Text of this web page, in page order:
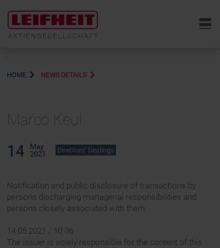
6
HOME NEWS DETAILS
Marco Keul
14
May
2021
Directors’ Dealings
Notification and public disclosure of transactions by
persons discharging managerial responsibilities and
persons closely associated with them
14.05.2021 / 10:06
The issuer is solely responsible for the content of this